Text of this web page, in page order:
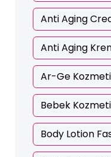
Anti Aging
Anti Aging
Ar-Ge
Bebek
Body Lotion